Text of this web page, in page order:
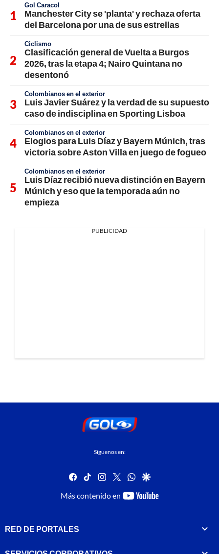
Gol Caracol
Manchester City se 'planta' y rechaza oferta
del Barcelona por una de sus estrellas
Ciclismo
Clasificación general de Vuelta a Burgos
2026, tras la etapa 4; Nairo Quintana no
desentonó
Colombianos en el exterior
Luis Javier Suárez y la verdad de su supuesto
caso de indisciplina en Sporting Lisboa
Colombianos en el exterior
Elogios para Luis Díaz y Bayern Múnich, tras
victoria sobre Aston Villa en juego de fogueo
Colombianos en el exterior
Luis Díaz recibió nueva distinción en Bayern
Múnich y eso que la temporada aún no
empieza
PUBLICIDAD
Síguenos en:
facebook
tiktok instagram
twitterwhatsapp
google
Más contenido en
youtube-
RED DE PORTALES